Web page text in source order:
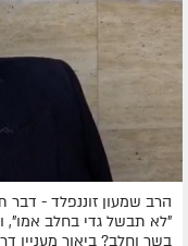
הרב שמעון זוננפלד -
"לא תבשל גדי בחלב אמו",
בשר וחלב? ביאור מעניין